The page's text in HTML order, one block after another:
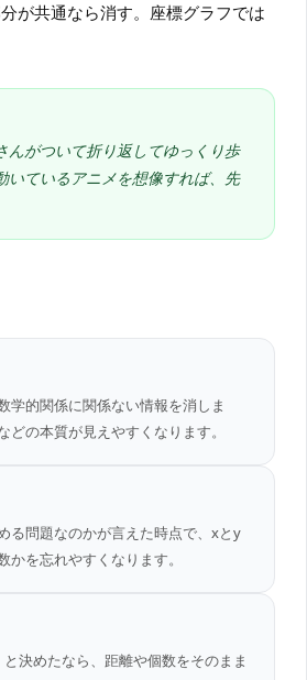
が共通なら消す。座標グラフでは
んがついて折り返してゆっくり歩
いているアニメを想像すれば、先
学的関係に関係ない情報を消しま
の本質が見えやすくなります。
る問題なのかが言えた時点で、xとy
を忘れやすくなります。
決めたなら、距離や個数をそのまま